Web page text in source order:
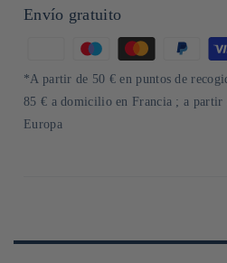
Envío gratuito
de
pago
*A partir de 50 € en puntos de
85 € a domicilio en Francia ; a partir
Europa